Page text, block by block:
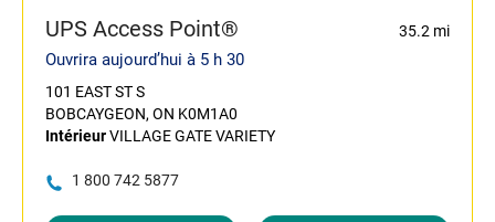
UPS Access Point® 35.2 mi
Ouvrira aujourd’hui à 5 h 30
101 EAST ST S
BOBCAYGEON, ON K0M1A0
IntérieurVILLAGE GATE VARIETY
1 800 742 5877